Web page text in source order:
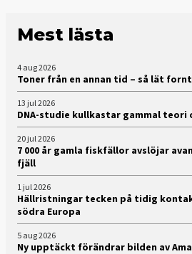
Mest lästa
4 aug 2026
Toner från en annan tid – så lät
13 jul 2026
DNA-studie kullkastar gammal teori
20 jul 2026
7 000 år gamla fiskfällor avslöjar
fjäll
1 jul 2026
Hällristningar tecken på tidig
södra Europa
5 aug 2026
Ny upptäckt förändrar bilden av